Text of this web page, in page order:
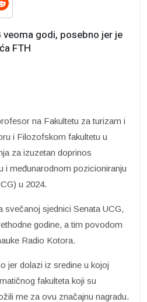
veoma godi, posebno jer je
FTH
na Fakultetu za turizam i
i Filozofskom fakultetu u
za izuzetan doprinos
i međunarodnom pozicioniranju
u 2024.
svečanoj sjednici Senata UCG,
godine, a tim povodom
Radio Kotora.
jer dolazi iz sredine u kojoj
fakulteta koji su
me za ovu značajnu nagradu.